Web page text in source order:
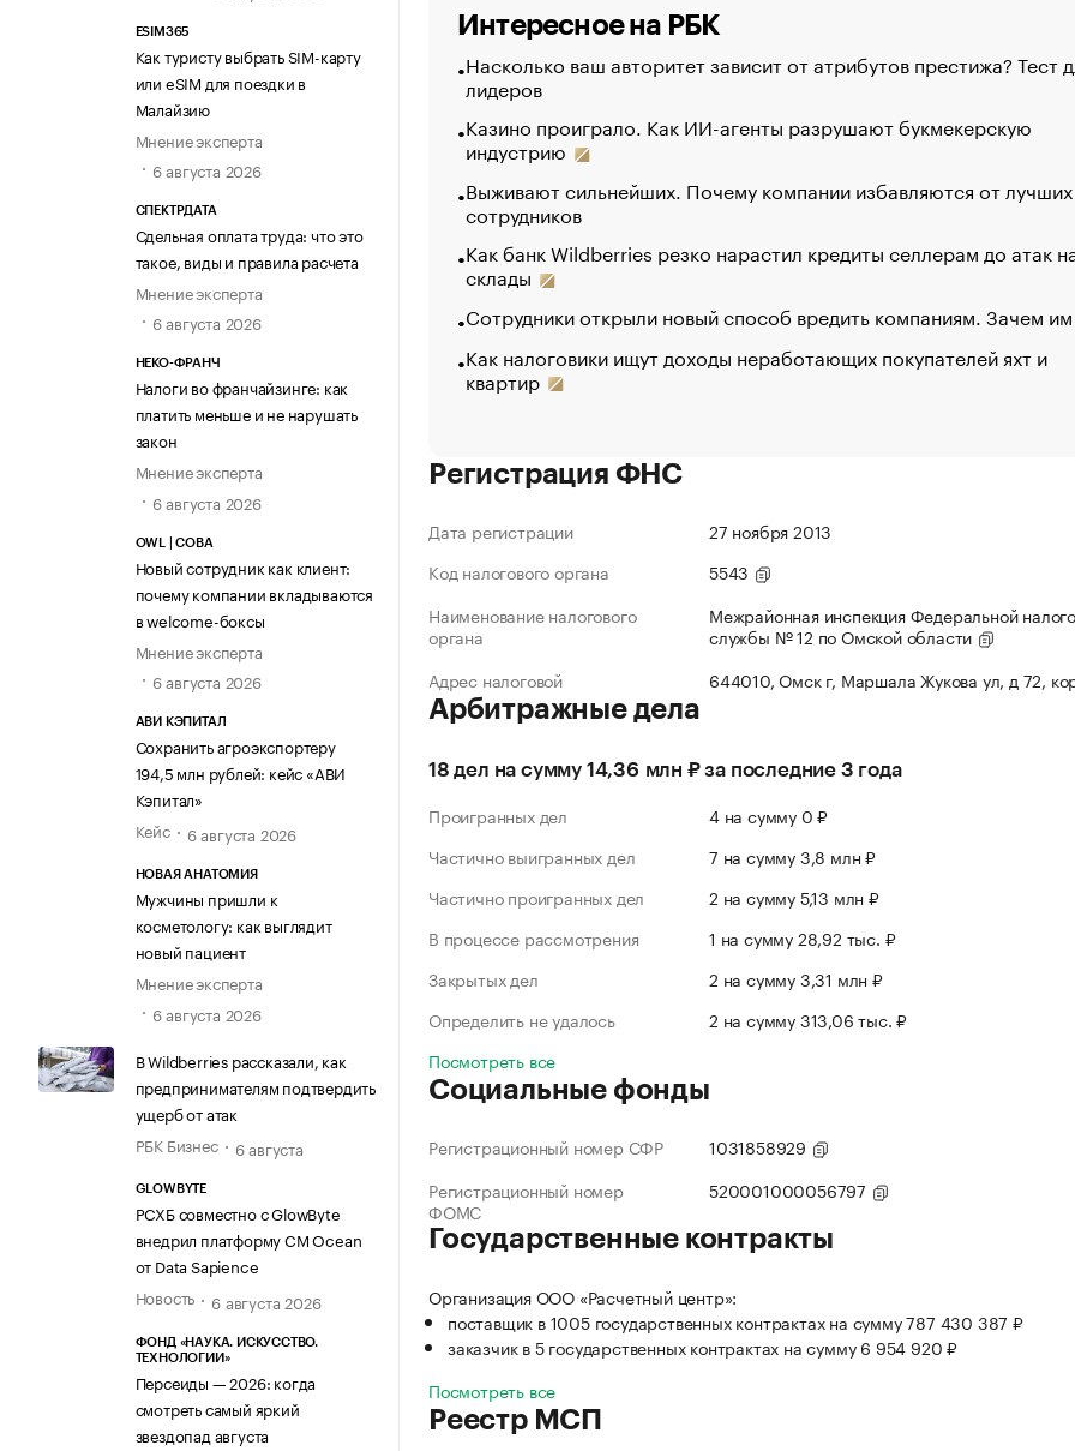
ESIM365
Как туристу выбрать SIM-карту
или eSIM для поездки в
Малайзию
Мнение эксперта
6 августа 2026
СПЕКТРДАТА
Сдельная оплата труда: что это
такое, виды и правила расчета
Мнение эксперта
6 августа 2026
НЕКО-ФРАНЧ
Налоги во франчайзинге: как
платить меньше и не нарушать
закон
Мнение эксперта
6 августа 2026
OWL | СОВА
Новый сотрудник как клиент:
почему компании вкладываются
в welcome-боксы
Мнение эксперта
6 августа 2026
АВИ КЭПИТАЛ
Сохранить агроэкспортеру
194,5 млн рублей: кейс «АВИ
Кэпитал»
Кейс
6 августа 2026
НОВАЯ АНАТОМИЯ
Мужчины пришли к
косметологу: как выглядит
новый пациент
Мнение эксперта
6 августа 2026
В Wildberries рассказали, как
предпринимателям подтвердить
ущерб от атак
РБК Бизнес
6 августа
GLOWBYTE
РСХБ совместно с GlowByte
внедрил платформу CM Ocean
от Data Sapience
Новость
6 августа 2026
ФОНД «НАУКА. ИСКУССТВО.
ТЕХНОЛОГИИ»
Персеиды — 2026: когда
смотреть самый яркий
звездопад августа
Интересное на РБК
Насколько ваш авторитет зависит от атрибутов престижа? Тест
лидеров
Казино проиграло. Как ИИ-агенты разрушают букмекерскую
индустрию
Выживают сильнейших. Почему компании избавляются от лучших
сотрудников
Как банк Wildberries резко нарастил кредиты селлерам до атак
склады
Сотрудники открыли новый способ вредить компаниям. Зачем
Как налоговики ищут доходы неработающих покупателей яхт и
квартир
Регистрация ФНС
Дата регистрации
27 ноября 2013
Код налогового органа
5543
Наименование налогового
органа
Межрайонная инспекция Федеральной
службы № 12 по Омской области
Адрес налоговой
644010, Омск г, Маршала Жукова ул, д 72,
Арбитражные дела
18 дел на сумму 14,36 млн ₽ за последние 3 года
Проигранных дел
4 на сумму 0 ₽
Частично выигранных дел
7 на сумму 3,8 млн ₽
Частично проигранных дел
2 на сумму 5,13 млн ₽
В процессе рассмотрения
1 на сумму 28,92 тыс. ₽
Закрытых дел
2 на сумму 3,31 млн ₽
Определить не удалось
2 на сумму 313,06 тыс. ₽
Посмотреть все
Социальные фонды
Регистрационный номер СФР
1031858929
Регистрационный номер
ФОМС
520001000056797
Государственные контракты
Организация ООО «Расчетный центр»:
поставщик в 1005 государственных контрактах на сумму 787 430 387 ₽
заказчик в 5 государственных контрактах на сумму 6 954 920 ₽
Посмотреть все
Реестр МСП